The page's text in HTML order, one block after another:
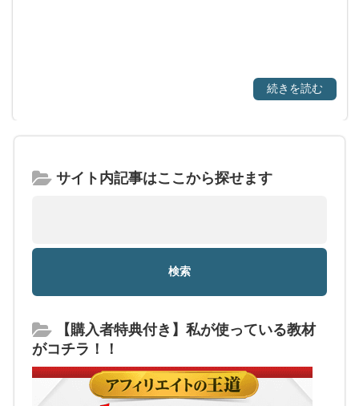
続きを読む
サイト内記事はここから探せます
【購入者特典付き】私が使っている教材
がコチラ！！